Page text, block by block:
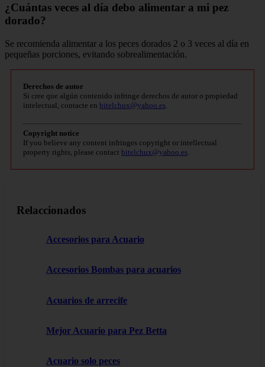
¿Cuántas veces al día debo alimentar a mi pez
dorado?
Se recomienda alimentar a los peces dorados 2 o 3 veces al día en
pequeñas porciones, evitando sobrealimentación.
Derechos de autor
Si cree que algún contenido infringe derechos de autor o propiedad
intelectual, contacte en bitelchux@yahoo.es
Copyright notice
If you believe any content infringes copyright or intellectual
property rights, please contact bitelchux@yahoo.es
Relaccionados
Accesorios para Acuario
Accesorios Bombas para acuarios
Acuarios de arrecife
Mejor Acuario para Pez Betta
Acuario solo peces